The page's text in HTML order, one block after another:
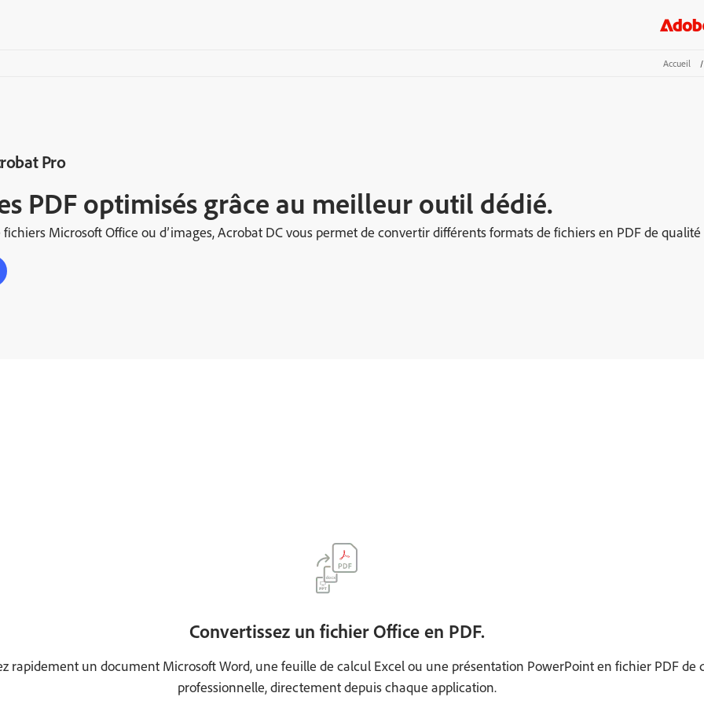
Accueil /
Pro
PDF optimisés grâce au meilleur outil dédié.
fichiers Microsoft Office ou d’images, Acrobat DC vous permet de convertir différents formats de fichiers en PDF de
Convertissez un fichier Office en PDF.
rapidement un document Microsoft Word, une feuille de calcul Excel ou une présentation PowerPoint en fichier PDF de
professionnelle, directement depuis chaque application.